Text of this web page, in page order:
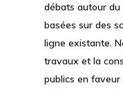
débats autour
basées sur des
ligne existante.
travaux et la
publics en